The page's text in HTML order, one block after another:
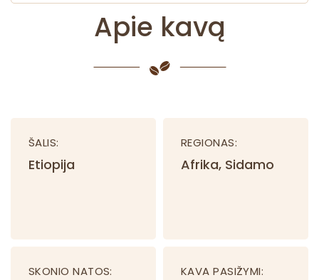
s
Apie kavą
ŠALIS:
Etiopija
REGIONAS:
Afrika, Sidamo
SKONIO NATOS: KAVA PASIŽYMI: